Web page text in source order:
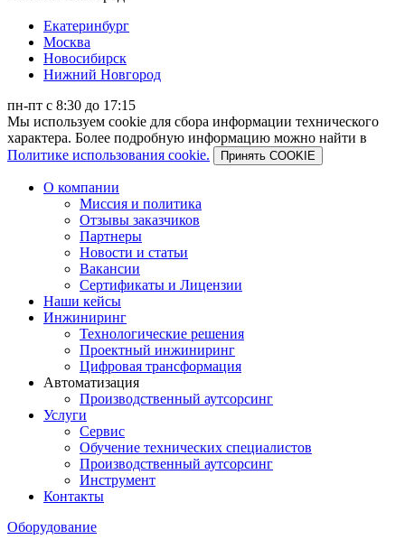
Екатеринбург
Москва
Новосибирск
Нижний Новгород
пн-пт с 8:30 до 17:15
Мы используем cookie для сбора информации технического
характера. Более подробную информацию можно найти в
Политике использования cookie.
Принять COOKIE
О компании
Миссия и политика
Отзывы заказчиков
Партнеры
Новости и статьи
Вакансии
Сертификаты и Лицензии
Наши кейсы
Инжиниринг
Технологические решения
Проектный инжиниринг
Цифровая трансформация
Автоматизация
Производственный аутсорсинг
Услуги
Сервис
Обучение технических специалистов
Производственный аутсорсинг
Инструмент
Контакты
Оборудование